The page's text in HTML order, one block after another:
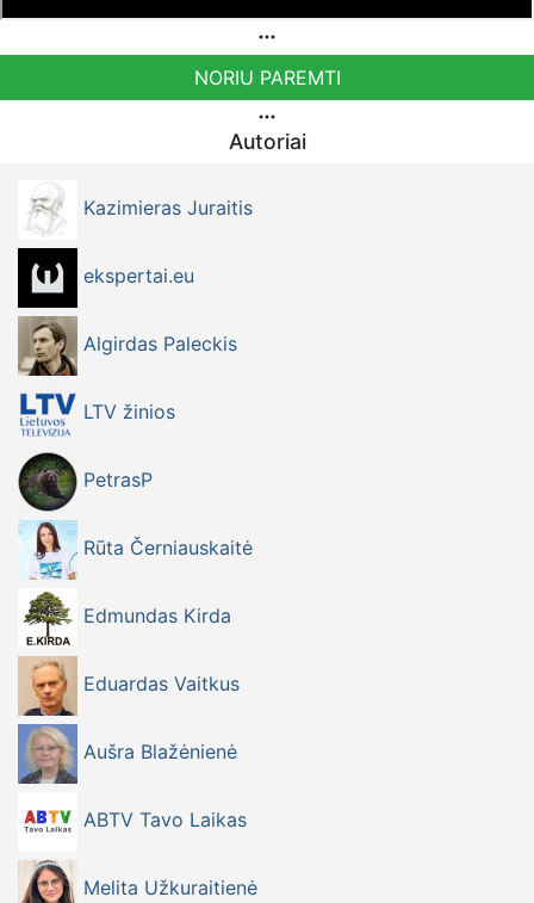
NORIU PAREMTI
Autoriai
Kazimieras Juraitis
ekspertai.eu
Algirdas Paleckis
LTV žinios
PetrasP
Rūta Černiauskaitė
Edmundas Kirda
Eduardas Vaitkus
Aušra Blažėnienė
ABTV Tavo Laikas
Melita Užkuraitienė